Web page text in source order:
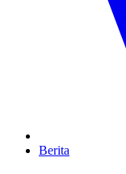
Berita